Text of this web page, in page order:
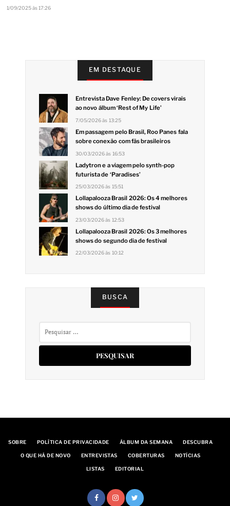
1/09/2025 às 17:26
EM DESTAQUE
Entrevista Dave Fenley: De covers virais
ao novo álbum ‘Rest of My Life’
7/05/2026 às 13:25
Em passagem pelo Brasil, Roo Panes fala
sobre conexão com fãs brasileiros
30/03/2026 às 16:53
Ladytron e a viagem pelo synth-pop
futurista de ‘Paradises’
25/03/2026 às 15:51
Lollapalooza Brasil 2026: Os 4 melhores
shows do último dia de festival
23/03/2026 às 12:53
Lollapalooza Brasil 2026: Os 3 melhores
shows do segundo dia de festival
22/03/2026 às 10:12
BUSCA
SOBRE POLÍTICA DE PRIVACIDADE ÁLBUM DA SEMANA DESCUBRA
O QUE HÁ DE NOVO ENTREVISTAS COBERTURAS NOTÍCIAS
LISTAS EDITORIAL